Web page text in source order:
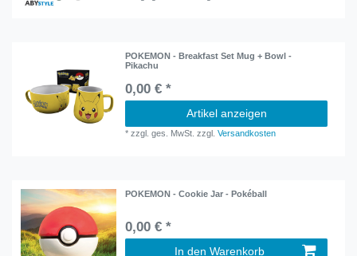
POKEMON - Breakfast Set Mug + Bowl -
Pikachu
0,00 € *
Artikel anzeigen
*zzgl. ges. MwSt. zzgl.Versandkosten
POKEMON - Cookie Jar - Pokéball
0,00 € *
In den Warenkorb